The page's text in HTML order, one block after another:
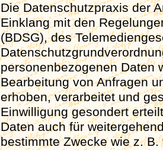
Die Datenschutzpraxis der
Einklang mit den
(BDSG), des
personenbezogenen Daten
Bearbeitung von Anfragen
erhoben, verarbeitet und
Einwilligung gesondert
Daten auch für
bestimmte Zwecke wie z.